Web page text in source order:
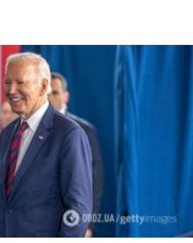
Джо Байдена
который
раке
должного внимания